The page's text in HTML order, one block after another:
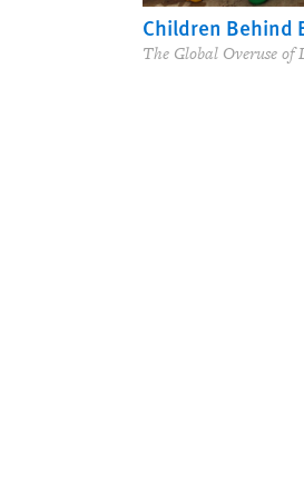
Children Behind
The Global Overuse